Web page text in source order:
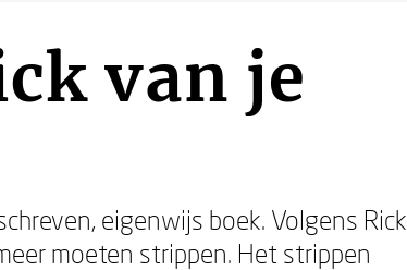
van je
eigenwijs boek. Volgens Rick
moeten strippen. Het strippen